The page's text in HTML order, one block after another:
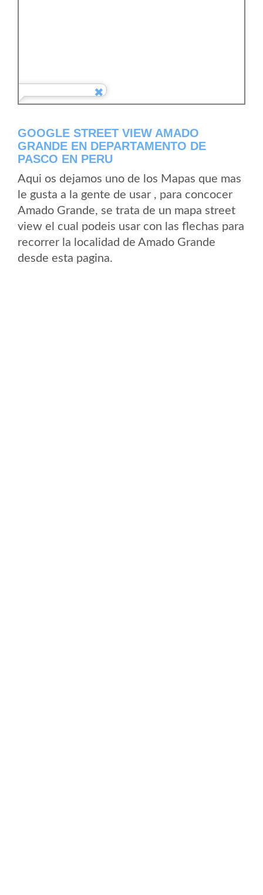
GOOGLE STREET VIEW AMADO
GRANDE EN DEPARTAMENTO DE
PASCO EN PERU
Aqui os dejamos uno de los Mapas que mas
le gusta a la gente de usar , para concocer
Amado Grande, se trata de un mapa street
view el cual podeis usar con las flechas para
recorrer la localidad de Amado Grande
desde esta pagina.